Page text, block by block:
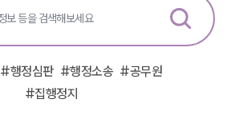
#행정심판 #행정소송 #공무원
#집행정지